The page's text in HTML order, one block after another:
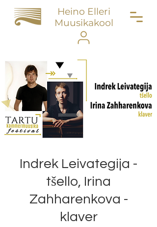
Heino Elleri
Muusikakool
Indrek Leivategija -
tšello, Irina
Zahharenkova -
klaver